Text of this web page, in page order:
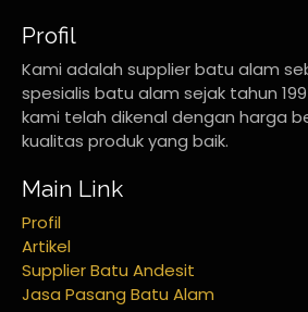
Profil
Kami adalah supplier batu alam
spesialis batu alam sejak tahun
kami telah dikenal dengan harga
kualitas produk yang baik.
Main Link
Profil
Artikel
Supplier Batu Andesit
Jasa Pasang Batu Alam